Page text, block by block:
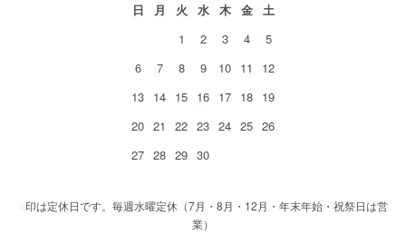
日 月 火 水 木 金
土
1
2 3 4
5
6
7 8 9 10 11
12
13 14 15 16 17 18 19
20 21 22 23 24 25 26
27 28 29 30
印は定休日です。毎週水曜定休（7月・8月・12月・年末年始・祝祭日は営
業）